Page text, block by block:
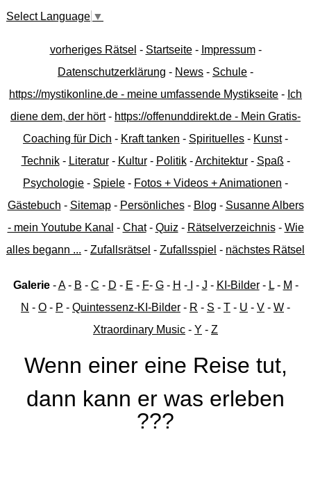
Select Language ▼
vorheriges Rätsel - Startseite- Impressum-
Datenschutzerklärung - News - Schule -
https://mystikonline.de - meine umfassende Mystikseite - Ich
diene dem, der hört- https://offenunddirekt.de - Mein Gratis-
Coaching für Dich - Kraft tanken - Spirituelles - Kunst-
Technik- Literatur- Kultur- Politik-Architektur- Spaß -
Psychologie - Spiele - Fotos + Videos + Animationen -
Gästebuch - Sitemap- Persönliches- Blog - Susanne Albers
- mein Youtube Kanal - Chat- Quiz - Rätselverzeichnis- Wie
alles begann ... - Zufallsrätsel - Zufallsspiel - nächstes Rätsel
Galerie-A- B - C - D - E - F- G- H -I - J - KI-Bilder- L- M -
N - O - P - Quintessenz-KI-Bilder - R - S - T - U - V - W -
Xtraordinary Music - Y - Z
Wenn einer eine Reise tut,
dann kann er was erleben
???